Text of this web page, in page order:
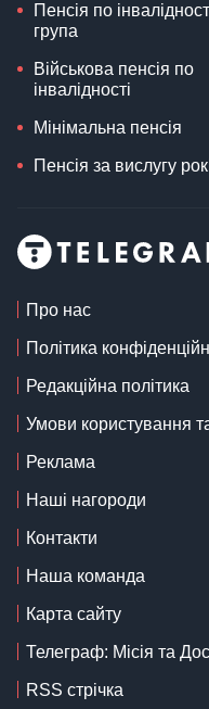
Пенсія по
група
Військова пенсія по
інвалідності
Мінімальна пенсія
Пенсія за вислугу
Про нас
Політика
Редакційна політика
Умови користування
Реклама
Наші нагороди
Контакти
Наша команда
Карта сайту
Телеграф: Місія та
RSS стрічка